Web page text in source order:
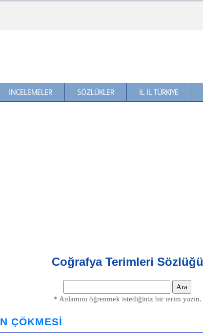
İNCELEMELER SÖZLÜKLER İL İL TÜRKIYE
Coğrafya Terimleri Sözlüğü
* Anlamını öğrenmek istediğiniz bir terim yazın.
ÇÖKMESİ